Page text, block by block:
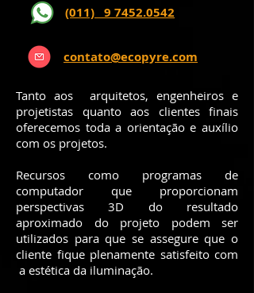
(011) 9 7452.0542
contato@ecopyre.com
Tanto aos arquitetos, engenheiros e
projetistas quanto aos clientes finais
oferecemos toda a orientação e auxílio
com os projetos.
Recursos como programas de
computador que proporcionam
perspectivas 3D do resultado
aproximado do projeto podem ser
utilizados para que se assegure que o
cliente fique plenamente satisfeito com
a estética da iluminação.